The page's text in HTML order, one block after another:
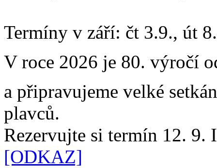
Termíny v září: čt 3.9., út
V roce 2026 je 80. výročí
a připravujeme velké
plavců.
Rezervujte si termín 12. 9.
[ODKAZ]